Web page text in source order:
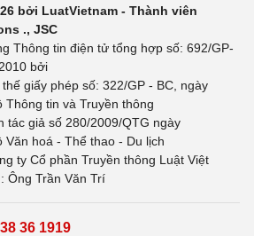
bởi LuatVietnam - Thành viên
., JSC
Thông tin điện tử tổng hợp số: 692/GP-
bởi
giấy phép số: 322/GP - BC, ngày
Thông tin và Truyền thông
tác giả số 280/2009/QTG ngày
Văn hoá - Thể thao - Du lịch
ty Cổ phần Truyền thông Luật Việt
Ông Trần Văn Trí
36 1919